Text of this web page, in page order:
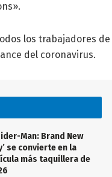
los trabajadores de
del coronavirus.
Man: Brand New
se convierte en la
más taquillera de